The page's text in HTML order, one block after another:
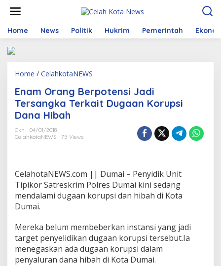
t
Home News Politik Hukrim Pemerintah
Home / CelahkotaNEWS
a
m
O
p
o
t
s
J
a
d
Enam Orang Berpotensi Jadi
Tersangka Terkait Dugaan Korupsi
Dana Hibah
Ckn
04/01/2018
CelahkotaNEWS
75 Views
CelahotaNEWS.com || Dumai – Penyidik Unit
Tipikor Satreskrim Polres Dumai kini sedang
mendalami dugaan korupsi dan hibah di Kota
Dumai.
Mereka belum membeberkan instansi yang jadi
target penyelidikan dugaan korupsi tersebut.Ia
menegaskan ada dugaan korupsi dalam
penyaluran dana hibah di Kota Dumai.